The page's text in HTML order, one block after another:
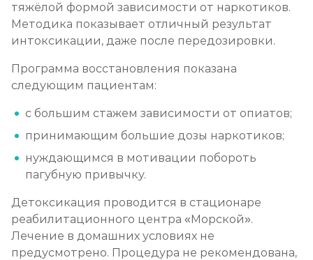
тяжёлой формой зависимости от наркотиков.
Методика показывает отличный результат
интоксикации, даже после передозировки.
Программа восстановления показана
следующим пациентам:
с большим стажем зависимости от опиатов;
принимающим большие дозы наркотиков;
нуждающимся в мотивации побороть
пагубную привычку.
Детоксикация проводится в стационаре
реабилитационного центра «Морской».
Лечение в домашних условиях не
предусмотрено. Процедура не рекомендована,